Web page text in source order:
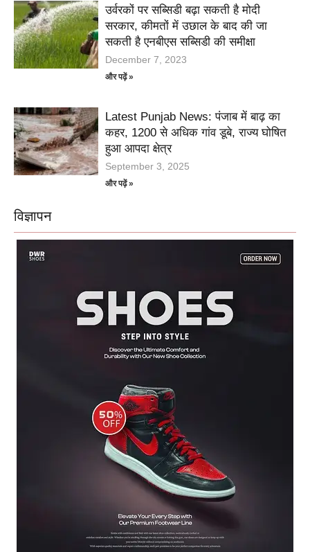
उर्वरकों पर सब्सिडी बढ़ा सकती है मोदी
सरकार, कीमतों में उछाल के बाद की जा
सकती है एनबीएस सब्सिडी की समीक्षा
December 7, 2023
और पढ़ें »
Latest Punjab News: पंजाब में बाढ़ का
कहर, 1200 से अधिक गांव डूबे, राज्य घोषित
हुआ आपदा क्षेत्र
September 3, 2025
और पढ़ें »
विज्ञापन